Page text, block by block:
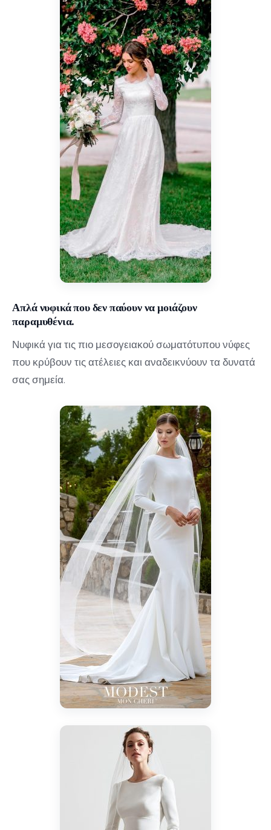
Απλά νυφικά που δεν παύουν να μοιάζουν
παραμυθένια.
Νυφικά για τις πιο μεσογειακού σωματότυπου νύφες
που κρύβουν τις ατέλειες και αναδεικνύουν τα δυνατά
σας σημεία.